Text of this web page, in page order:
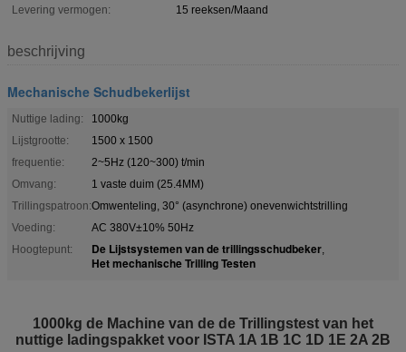
Levering vermogen:
15 reeksen/Maand
beschrijving
Mechanische Schudbekerlijst
Nuttige lading:
1000kg
Lijstgrootte:
1500 x 1500
frequentie:
2~5Hz (120~300) t/min
Omvang:
1 vaste duim (25.4MM)
Trillingspatroon:Omwenteling, 30° (asynchrone) onevenwichtstrilling
Voeding:
AC 380V±10% 50Hz
Hoogtepunt:
De Lijstsystemen van de trillingsschudbeker,
Het mechanische Trilling Testen
1000kg de Machine van de de Trillingstest van het
nuttige ladingspakket voor ISTA 1A 1B 1C 1D 1E 2A 2B